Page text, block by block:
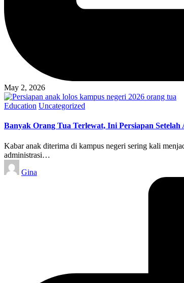
May 2, 2026
Posted
Education Uncategorized
Banyak Orang Tua Terlewat, Ini Persiapan
Kabar anak diterima di kampus negeri sering kali
administrasi…
Posted
by
Gina